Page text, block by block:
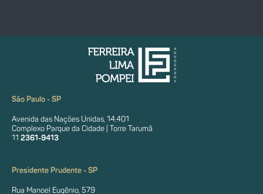
São Paulo - SP
Avenida das Nações Unidas, 14.401
Complexo Parque da Cidade | Torre Tarumã
11 2361-9413
Presidente Prudente - SP
Rua Manoel Eugênio, 579